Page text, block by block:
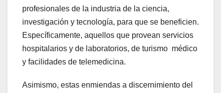
profesionales de la industria de la ciencia,
investigación y tecnología, para que se beneficien.
Específicamente, aquellos que provean servicios
hospitalarios y de laboratorios, de turismo médico
y facilidades de telemedicina.
Asimismo, estas enmiendas a discernimiento del